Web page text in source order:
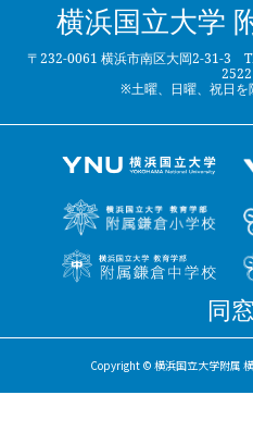
横浜国立大学
〒232-0061 横浜市南区大岡2-31-3
※土曜、日曜、祝日を
同
Copyright © 横浜国立大学附属